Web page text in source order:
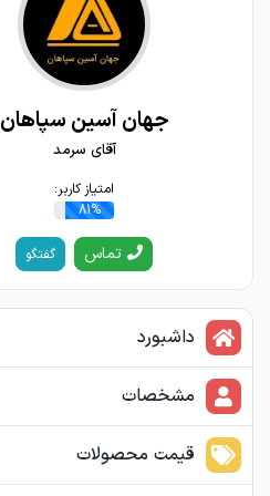
جهان آسین سپاهان
آقای سرمد
امتیاز کاربر:
81%
تماس گفتگو
داشبورد
مشخصات
قیمت محصولات